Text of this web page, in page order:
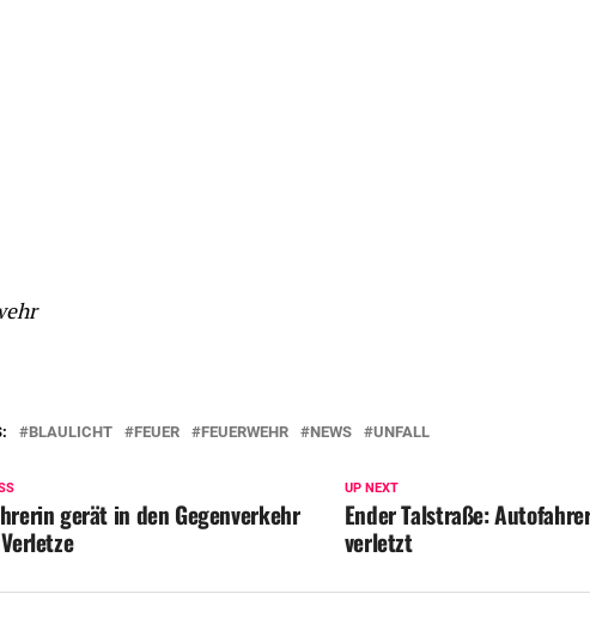
BLAULICHT FEUER FEUERWEHR NEWS UNFALL
UP NEXT
Ender Talstraße:
verletzt
gerät in den Gegenverkehr